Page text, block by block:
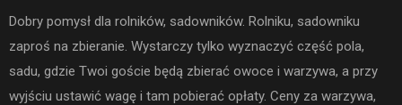
Dobry pomysł dla rolników, sadowników. Rolniku, sadowniku
zaproś na zbieranie. Wystarczy tylko wyznaczyć część pola,
sadu, gdzie Twoi goście będą zbierać owoce i warzywa, a przy
wyjściu ustawić wagę i tam pobierać opłaty. Ceny za warzywa,